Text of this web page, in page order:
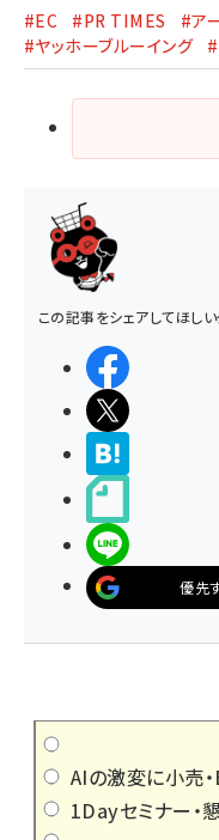
#EC #PR TIMES #ア
#ヤッホーブルーイング
この記事をシェアしてほしい
優先
AIの激変に小売
1Dayセミナー・